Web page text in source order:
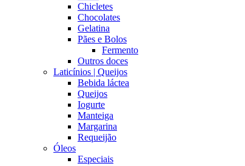
Chicletes
Chocolates
Gelatina
Pães e Bolos
Fermento
Outros doces
Laticínios | Queijos
Bebida láctea
Queijos
Iogurte
Manteiga
Margarina
Requeijão
Óleos
Especiais